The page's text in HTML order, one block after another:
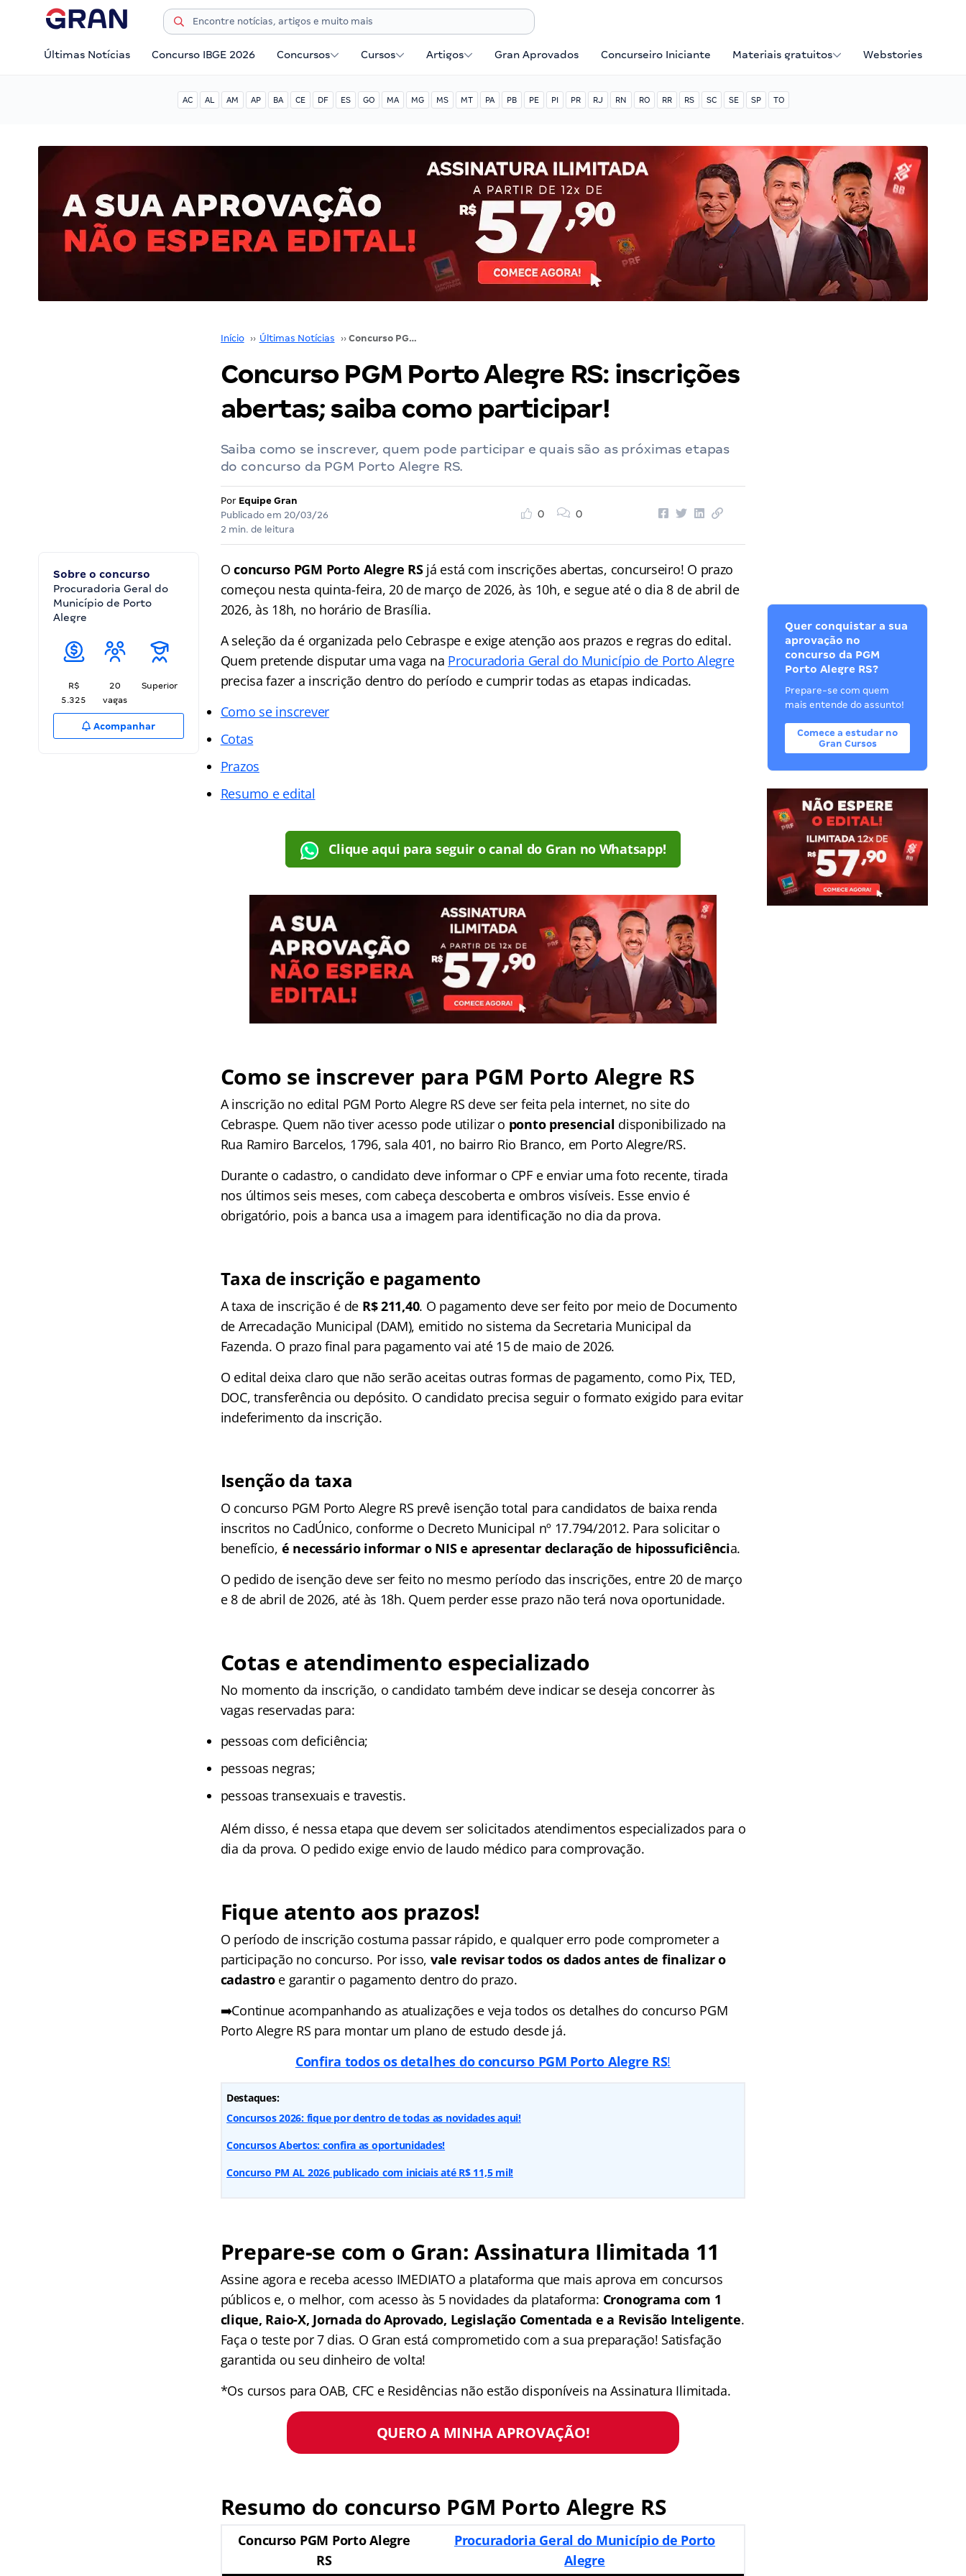
Últimas Notícias Concurso IBGE 2026 Concursos Cursos Artigos Gran Aprovados Concurseiro Iniciante Materiais gratuitos Webstories
AC AL AM AP BA CE DF ES GO MA MG MS MT PA PB PE PI PR RJ RN RO RR RS SC SE SP TO
Início ›› Últimas Notícias ›› Concurso PGM Porto Alegre RS: inscrições abertas; saiba como participar!
Concurso PGM Porto Alegre RS: inscrições
abertas; saiba como participar!
Saiba como se inscrever, quem pode participar e quais são as próximas etapas
do concurso da PGM Porto Alegre RS.
Por Equipe Gran
Publicado em 20/03/26
2 min. de leitura
0 0
Sobre o concurso
Procuradoria Geral do
Município de Porto
Alegre
R$
5.325
20
vagas
Superior
Acompanhar
Oconcurso PGM Porto Alegre RSjá está com inscrições abertas, concurseiro! O prazo
começou nesta quinta-feira, 20 de março de 2026, às 10h, e segue até o dia 8 de abril de
2026, às 18h, no horário de Brasília.
A seleção da é organizada pelo Cebraspe e exige atenção aos prazos e regras do edital.
Quem pretende disputar uma vaga na Procuradoria Geral do Município de Porto Alegre
precisa fazer a inscrição dentro do período e cumprir todas as etapas indicadas.
Como se inscrever
Cotas
Prazos
Resumo e edital
Clique aqui para seguir o canal do Gran no Whatsapp!
Como se inscrever para PGM Porto Alegre RS
A inscrição no edital PGM Porto Alegre RS deve ser feita pela internet, no site do
Cebraspe. Quem não tiver acesso pode utilizar o ponto presencial disponibilizado na
Rua Ramiro Barcelos, 1796, sala 401, no bairro Rio Branco, em Porto Alegre/RS.
Durante o cadastro, o candidato deve informar o CPF e enviar uma foto recente, tirada
nos últimos seis meses, com cabeça descoberta e ombros visíveis. Esse envio é
obrigatório, pois a banca usa a imagem para identificação no dia da prova.
Taxa de inscrição e pagamento
A taxa de inscrição é de R$ 211,40. O pagamento deve ser feito por meio de Documento
de Arrecadação Municipal (DAM), emitido no sistema da Secretaria Municipal da
Fazenda. O prazo final para pagamento vai até 15 de maio de 2026.
O edital deixa claro que não serão aceitas outras formas de pagamento, como Pix, TED,
DOC, transferência ou depósito. O candidato precisa seguir o formato exigido para evitar
indeferimento da inscrição.
Isenção da taxa
O concurso PGM Porto Alegre RS prevê isenção total para candidatos de baixa renda
inscritos no CadÚnico, conforme o Decreto Municipal nº 17.794/2012. Para solicitar o
benefício, é necessário informar o NIS e apresentar declaração de hipossuficiência.
O pedido de isenção deve ser feito no mesmo período das inscrições, entre 20 de março
e 8 de abril de 2026, até às 18h. Quem perder esse prazo não terá nova oportunidade.
Cotas e atendimento especializado
No momento da inscrição, o candidato também deve indicar se deseja concorrer às
vagas reservadas para:
pessoas com deficiência;
pessoas negras;
pessoas transexuais e travestis.
Além disso, é nessa etapa que devem ser solicitados atendimentos especializados para o
dia da prova. O pedido exige envio de laudo médico para comprovação.
Fique atento aos prazos!
O período de inscrição costuma passar rápido, e qualquer erro pode comprometer a
participação no concurso. Por isso, vale revisar todos os dados antes de finalizar o
cadastroe garantir o pagamento dentro do prazo.
➡️Continue acompanhando as atualizações e veja todos os detalhes do concurso PGM
Porto Alegre RS para montar um plano de estudo desde já.
Confira todos os detalhes do concurso PGM Porto Alegre RS!
Destaques:
Concursos 2026: fique por dentro de todas as novidades aqui!
Concursos Abertos: confira as oportunidades!
Concurso PM AL 2026 publicado com iniciais até R$ 11,5 mil!
Prepare-se com o Gran: Assinatura Ilimitada 11
Assine agora e receba acesso IMEDIATO a plataforma que mais aprova em concursos
públicos e, o melhor, com acesso às 5 novidades da plataforma: Cronograma com 1
clique, Raio-X, Jornada do Aprovado, Legislação Comentada e a Revisão Inteligente.
Faça o teste por 7 dias. O Gran está comprometido com a sua preparação! Satisfação
garantida ou seu dinheiro de volta!
*Os cursos para OAB, CFC e Residências não estão disponíveis na Assinatura Ilimitada.
QUERO A MINHA APROVAÇÃO!
Resumo do concurso PGM Porto Alegre RS
Concurso PGM Porto Alegre
RS
Procuradoria Geral do Município de Porto
Alegre
Quer conquistar a sua
aprovação no
concurso da PGM
Porto Alegre RS?
Prepare-se com quem
mais entende do assunto!
Comece a estudar no
Gran Cursos